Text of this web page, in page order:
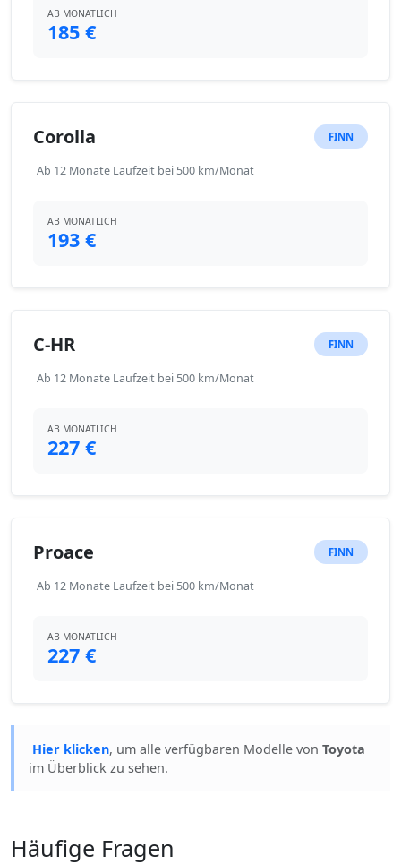
AB MONATLICH
185 €
Corolla FINN
Ab 12 Monate Laufzeit bei 500 km/Monat
AB MONATLICH
193 €
C-HR FINN
Ab 12 Monate Laufzeit bei 500 km/Monat
AB MONATLICH
227 €
Proace FINN
Ab 12 Monate Laufzeit bei 500 km/Monat
AB MONATLICH
227 €
Hier klicken, um alle verfügbaren Modelle von Toyota
im Überblick zu sehen.
Häufige Fragen